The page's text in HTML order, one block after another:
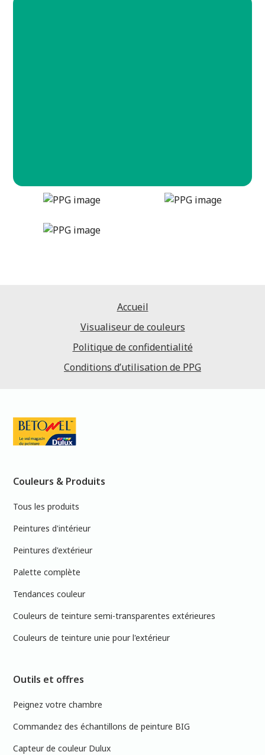
congo-green
DLX1229-6
Accueil
Visualiseur de couleurs
Politique de confidentialité
Conditions d’utilisation de PPG
Couleurs & Produits
Tous les produits
Peintures d'intérieur
Peintures d'extérieur
Palette complète
Tendances couleur
Couleurs de teinture semi-transparentes extérieures
Couleurs de teinture unie pour l'extérieur
Outils et offres
Peignez votre chambre
Commandez des échantillons de peinture BIG
Capteur de couleur Dulux